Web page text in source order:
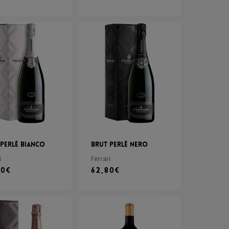
Bianco
€
Brut Perlè Nero
Ferrari
62,80€